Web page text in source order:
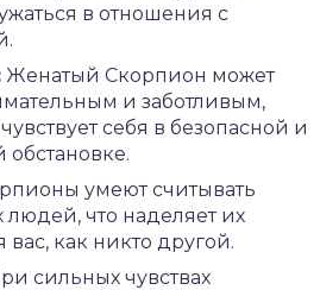
в отношения с
Женатый Скорпион может
и заботливым,
себя в безопасной и
умеют считывать
что наделяет их
как никто другой.
сильных чувствах